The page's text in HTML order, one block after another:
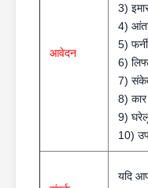
आवेदन
3)
4)
5)
6)
7)
8)
9)
10)
यदि